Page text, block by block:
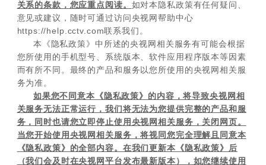
关系的条款，您应重点阅读。 如对本隐私政策有任何疑问、
意见或建议，随时可通过访问央视网帮助中心
https://help.cctv.com联系我们。
本《隐私政策》中所述的央视网相关服务有可能会根据
您所使用的手机型号、系统版本、软件应用程序版本等因素
而有所不同。最终的产品和服务以您所使用的央视网相关服
务为准。
如果您不同意本《隐私政策》的内容，将导致央视网相
关服务无法正常运行，我们将无法为您提供完整的产品和服
务，同时也请您立即停止使用央视网相关服务，关闭网页。
当您开始使用央视网相关服务，将视同您完全理解且同意本
《隐私政策》的全部内容。在我们更新本《隐私政策》后
（我们会及时在央视网平台发布最新版本），如您继续使用